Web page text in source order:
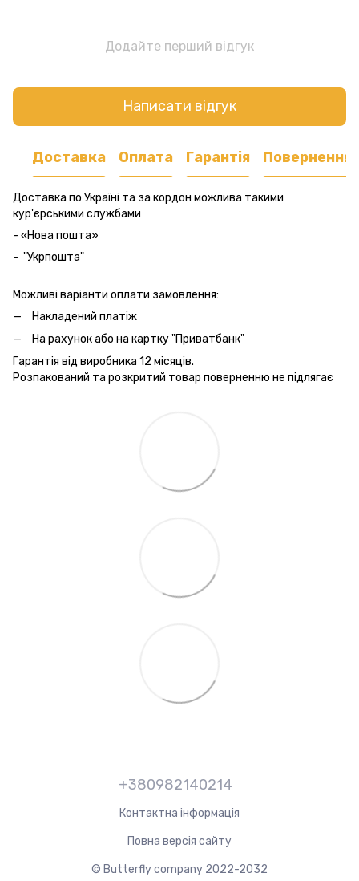
Додайте перший відгук
Написати відгук
Доставка Оплата Гарантія Повернення
Доставка по Україні та за кордон можлива такими
кур'єрськими службами
- «Нова пошта»
- "Укрпошта"
Можливі варіанти оплати замовлення:
Накладений платіж
На рахунок або на картку "Приватбанк"
Гарантія від виробника 12 місяців.
Розпакований та розкритий товар поверненню не підлягає
+380982140214
Контактна інформація
Повна версія сайту
© Butterfly company 2022-2032